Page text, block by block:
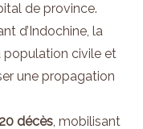
de province.
d’Indochine, la
population civile et
une propagation
20 décès, mobilisant